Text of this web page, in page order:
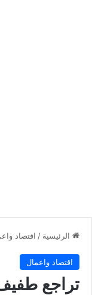
الرئيسية / اقتصاد
اقتصاد واعمال
تراجع طفيف